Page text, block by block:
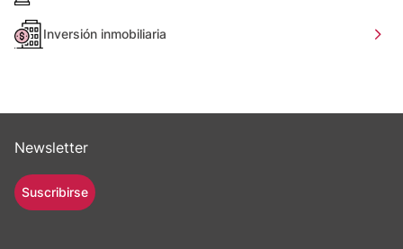
Inversión inmobiliaria
Newsletter
Suscribirse